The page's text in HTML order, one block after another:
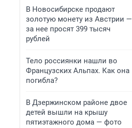
В Новосибирске продают
золотую монету из Австрии —
за нее просят 399 тысяч
рублей
Тело россиянки нашли во
Французских Альпах. Как она
погибла?
В Дзержинском районе двое
детей вышли на крышу
пятиэтажного дома — фото